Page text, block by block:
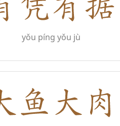
yǒu píng yǒu jù